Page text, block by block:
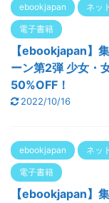
ebookjapan ネッ
電子書籍
【ebookjapan】
ーン第2弾 少女・
50%OFF！
2022/10/16
ebookjapan ネッ
電子書籍
【ebookjapan】